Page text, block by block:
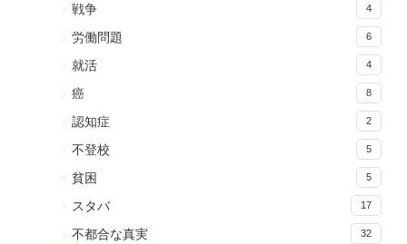
戦争 4
労働問題 6
就活 4
癌 8
認知症 2
不登校 5
貧困 5
スタバ 17
不都合な真実 32